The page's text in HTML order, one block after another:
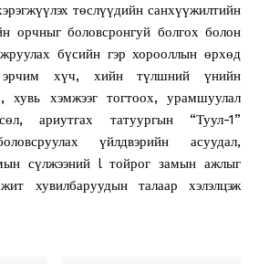
төслүүдийн санхүүжилтийн
орчныг боловсронгуй болгох болон
бүсийн гэр хорооллын өрхөд
эрчим хүч, хийн түлшний үнийн
хувь хэмжээг тогтоох, урамшуулал
ариутгах татуургын “Туул-1”
үйлдвэрийн асуудал,
сүлжээний l тойрог замын ажлыг
хувилбаруудын талаар хэлэлцэж